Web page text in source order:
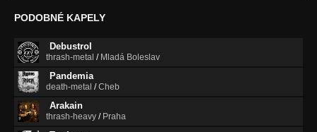
PODOBNÉ KAPELY
Debustrol
thrash-metal / Mladá Boleslav
Pandemia
death-metal /Cheb
Arakain
thrash-heavy / Praha